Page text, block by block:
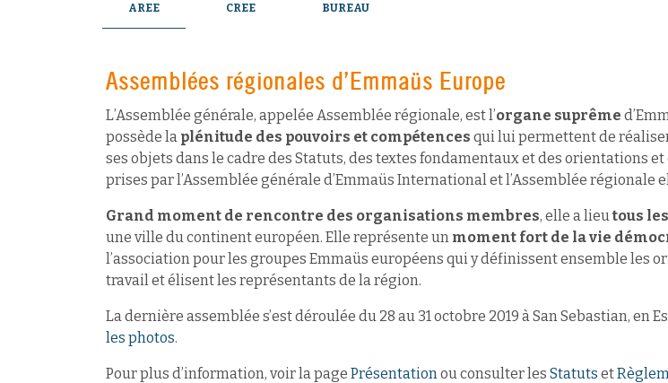
AREE CREE BUREAU
Assemblées régionales d’Emmaüs Europe
L’Assemblée générale, appelée Assemblée régionale, est l’organe suprême
possède la plénitude des pouvoirs et compétences qui lui permettent de
ses objets dans le cadre des Statuts, des textes fondamentaux et des orientations
prises par l’Assemblée générale d’Emmaüs International et l’Assemblée régionale
Grand moment de rencontre des organisations membres, elle a lieutous
une ville du continent européen. Elle représente un moment fort de la vie
l’association pour les groupes Emmaüs européens qui y définissent ensemble les
travail et élisent les représentants de la région.
La dernière assemblée s’est déroulée du 28 au 31 octobre 2019 à San Sebastian, en
les photos.
Pour plus d’information, voir la page Présentationou consulter les Statuts et